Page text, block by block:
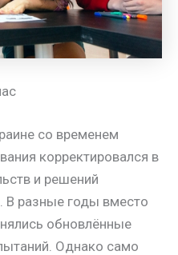
со временем
корректировался в
и решений
В разные годы вместо
обновлённые
Однако само